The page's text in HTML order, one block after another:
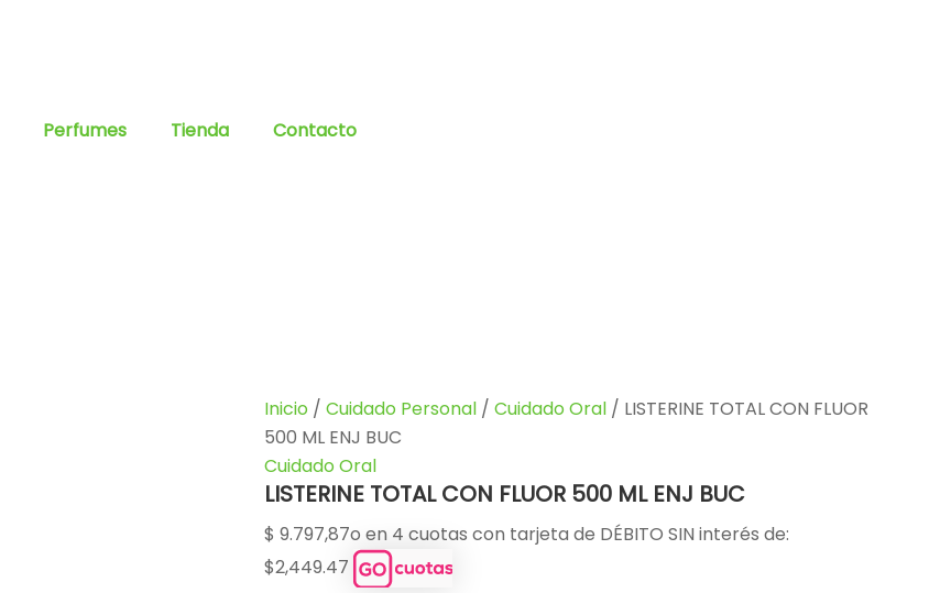
Perfumes Tienda Contacto
Inicio / Cuidado Personal / Cuidado Oral / LISTERINE TOTAL CON FLUOR
500 ML ENJ BUC
Cuidado Oral
LISTERINE TOTAL CON FLUOR 500 ML ENJ BUC
$ 9.797,87o en 4 cuotas con tarjeta de DÉBITO SIN interés de:
$2,449.47
LISTERINE
TOTAL
CON
FLUOR
500
ENJ
BUC
cantidad